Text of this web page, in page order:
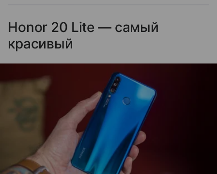
Honor 20 Lite — самый
красивый